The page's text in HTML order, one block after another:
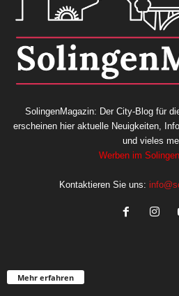
SolingenMagazin: Der City-Blog für
erscheinen hier aktuelle Neuigkeiten,
und vieles
Werben im
Kontaktieren Sie uns:
Mehr erfahren